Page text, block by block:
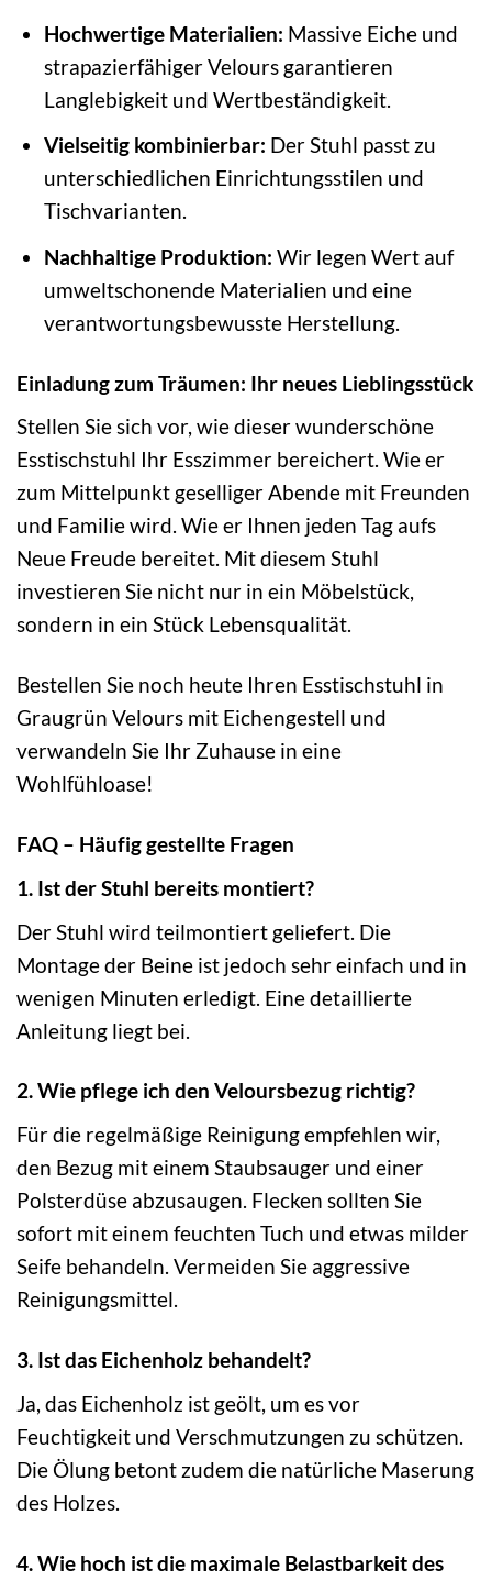
Hochwertige Materialien: Massive Eiche und
strapazierfähiger Velours garantieren
Langlebigkeit und Wertbeständigkeit.
Vielseitig kombinierbar: Der Stuhl passt zu
unterschiedlichen Einrichtungsstilen und
Tischvarianten.
Nachhaltige Produktion: Wir legen Wert auf
umweltschonende Materialien und eine
verantwortungsbewusste Herstellung.
Einladung zum Träumen: Ihr neues Lieblingsstück
Stellen Sie sich vor, wie dieser wunderschöne
Esstischstuhl Ihr Esszimmer bereichert. Wie er
zum Mittelpunkt geselliger Abende mit Freunden
und Familie wird. Wie er Ihnen jeden Tag aufs
Neue Freude bereitet. Mit diesem Stuhl
investieren Sie nicht nur in ein Möbelstück,
sondern in ein Stück Lebensqualität.
Bestellen Sie noch heute Ihren Esstischstuhl in
Graugrün Velours mit Eichengestell und
verwandeln Sie Ihr Zuhause in eine
Wohlfühloase!
FAQ – Häufig gestellte Fragen
1. Ist der Stuhl bereits montiert?
Der Stuhl wird teilmontiert geliefert. Die
Montage der Beine ist jedoch sehr einfach und in
wenigen Minuten erledigt. Eine detaillierte
Anleitung liegt bei.
2. Wie pflege ich den Veloursbezug richtig?
Für die regelmäßige Reinigung empfehlen wir,
den Bezug mit einem Staubsauger und einer
Polsterdüse abzusaugen. Flecken sollten Sie
sofort mit einem feuchten Tuch und etwas milder
Seife behandeln. Vermeiden Sie aggressive
Reinigungsmittel.
3. Ist das Eichenholz behandelt?
Ja, das Eichenholz ist geölt, um es vor
Feuchtigkeit und Verschmutzungen zu schützen.
Die Ölung betont zudem die natürliche Maserung
des Holzes.
4. Wie hoch ist die maximale Belastbarkeit des